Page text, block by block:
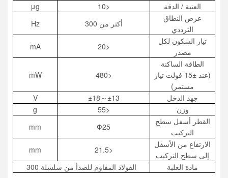
العتبة / الدقة <10
μg
عرض النطاق
الترددي
أكثر من 300
Hz
تيار السكون لكل
مصدر
<20
mA
الطاقة الساكنة
(عند ±15 فولت تيار
مستمر)
<480
mW
جهد الدخل ±13～±18
V
وزن
<55
g
القطر أسفل سطح
التركيب
Ф25
mm
الارتفاع من الأسفل
إلى سطح التركيب
<21.5
mm
مادة العلبة
الفولاذ المقاوم للصدأ من سلسلة 300